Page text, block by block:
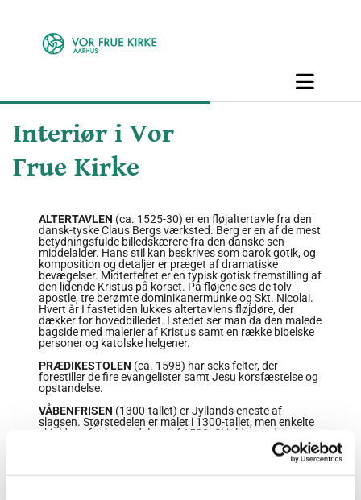
Interiør i Vor
Frue Kirke
ALTERTAVLEN (ca. 1525-30) er en fløjaltertavle fra den
dansk-tyske Claus Bergs værk­sted. Berg er en af de mest
betydnings­fulde billedskærere fra den danske sen­
middelalder. Hans stil kan beskrives som barok gotik, og
komposition og detaljer er præget af dramatiske
bevægelser. Midter­feltet er en typisk gotisk fremstilling af
den lidende Kristus på korset. På fløjene ses de tolv
apostle, tre berømte dominikaner­munke og Skt. Nicolai.
Hvert år I fastetiden lukkes altertavlens fløjdøre, der
dækker for hoved­billedet. I stedet ser man da den malede
bagside med malerier af Kristus samt en række bibelske
personer og katolske helgener.
PRÆDIKESTOLEN (ca. 1598) har seks felter, der
forestiller de fire evangelister samt Jesu korsfæs­telse og
opstandelse.
VÅBENFRISEN (1300-tallet) er Jyllands eneste af
slagsen. Størstedelen er malet i 1300-tallet, men enkelte
skjolde er fra begyndelsen af 1500. Skjoldene udgør et
register over de personer, der har ydet økonomisk støtte
til dominikanernes kloster. Skjoldet bag altertavlen med
Valdemar Atterdags våbenskjold fra begyndelsen af